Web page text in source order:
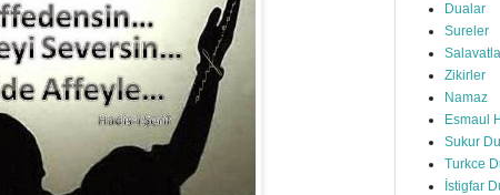
Dualar
Sureler
Zikirler
Namaz
Esmaul
Sukur
Turkce
İstigfar